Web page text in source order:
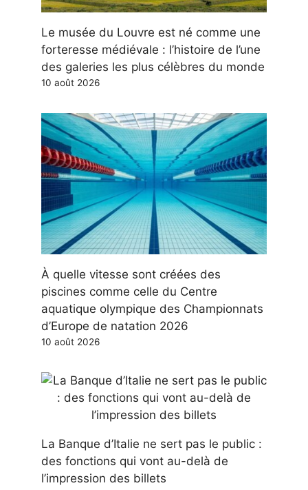
Le musée du Louvre est né comme une
forteresse médiévale : l’histoire de l’une
des galeries les plus célèbres du monde
10 août 2026
À quelle vitesse sont créées des
piscines comme celle du Centre
aquatique olympique des Championnats
d’Europe de natation 2026
10 août 2026
La Banque d’Italie ne sert pas le public :
des fonctions qui vont au-delà de
l’impression des billets